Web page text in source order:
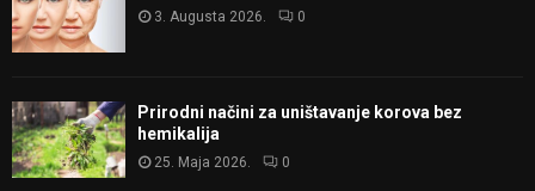
3. Augusta 2026. 0
Prirodni načini za uništavanje korova bez
hemikalija
25. Maja 2026. 0